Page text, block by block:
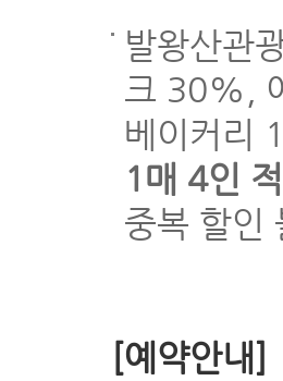
발왕산관
크 30%,
베이커리
1매 4인
중복 할인
[예약안내]